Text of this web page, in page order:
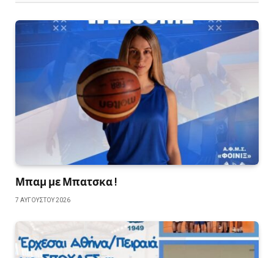
Μπαμ με Μπατσκα !
7 ΑΥΓΟΎΣΤΟΥ 2026